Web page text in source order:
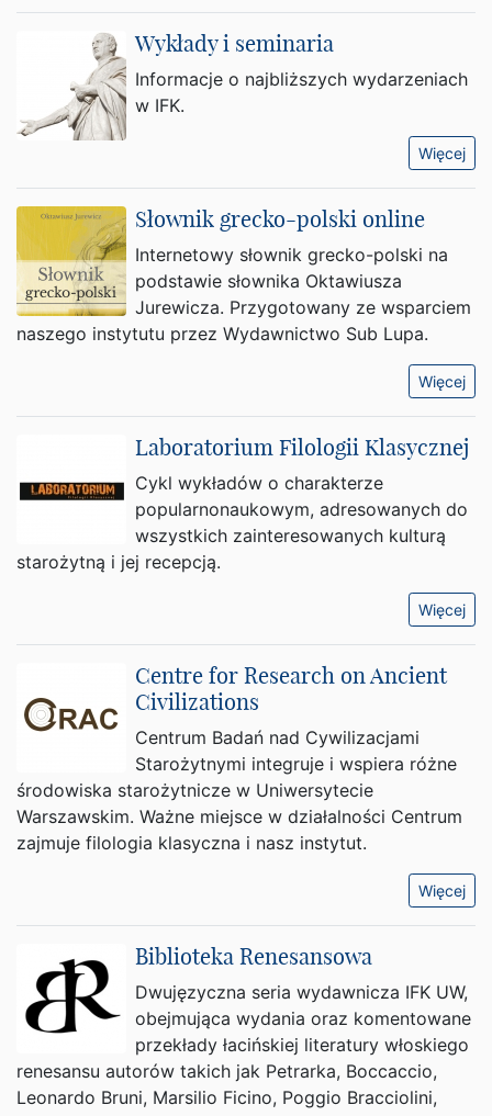
Wykłady i seminaria
Informacje o najbliższych wydarzeniach
w IFK.
Więcej
Słownik grecko-polski online
Internetowy słownik grecko-polski na
podstawie słownika Oktawiusza
Jurewicza. Przygotowany ze wsparciem
naszego instytutu przez Wydawnictwo Sub Lupa.
Więcej
Laboratorium Filologii Klasycznej
Cykl wykładów o charakterze
popularnonaukowym, adresowanych do
wszystkich zainteresowanych kulturą
starożytną i jej recepcją.
Więcej
Centre for Research on Ancient
Civilizations
Centrum Badań nad Cywilizacjami
Starożytnymi integruje i wspiera różne
środowiska starożytnicze w Uniwersytecie
Warszawskim. Ważne miejsce w działalności Centrum
zajmuje filologia klasyczna i nasz instytut.
Więcej
Biblioteka Renesansowa
Dwujęzyczna seria wydawnicza IFK UW,
obejmująca wydania oraz komentowane
przekłady łacińskiej literatury włoskiego
renesansu autorów takich jak Petrarka, Boccaccio,
Leonardo Bruni, Marsilio Ficino, Poggio Bracciolini,